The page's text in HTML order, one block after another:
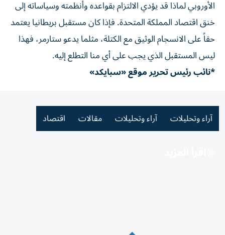
الأوروبي لماذا قد يؤدي الالتزام بقواعده وأنظمته وسياساته إلى
خنق اقتصاد المملكة المتحدة. فإذا كان مستقبل بريطانيا يعتمد
حقاً على الانسجام الوثيق مع الكتلة، مثلما يدعو ستارمر، فهذا
ليس المستقبل الذي يجب على أي منا التطلع إليه.
*نائب رئيس تحرير موقع «سبايكد»
آراء وتحليلات آراء وتحليلات مقالات اقتصاد